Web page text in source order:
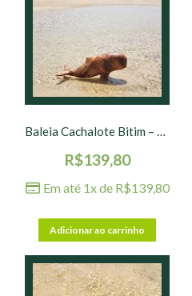
Baleia Cachalote Bitim – 18 x 8 x 10 cm
R$139,80
Em até 1x de R$139,80
Adicionar ao carrinho